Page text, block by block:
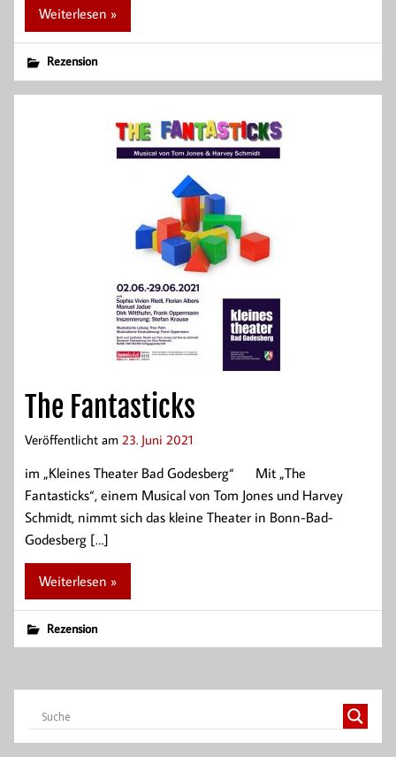
Weiterlesen »
Rezension
The Fantasticks
Veröffentlicht am 23. Juni 2021
im „Kleines Theater Bad Godesberg“ Mit „The
Fantasticks“, einem Musical von Tom Jones und Harvey
Schmidt, nimmt sich das kleine Theater in Bonn-Bad-
Godesberg […]
Weiterlesen »
Rezension